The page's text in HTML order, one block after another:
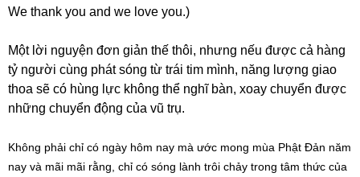
We thank you and we love you.)
Một lời nguyện đơn giản thế thôi, nhưng nếu được cả hàng
tỷ người cùng phát sóng từ trái tim mình, năng lượng giao
thoa sẽ có hùng lực không thể nghĩ bàn, xoay chuyển được
những chuyển động của vũ trụ.
Không phải chỉ có ngày hôm nay mà ước mong mùa Phật Đản năm
nay và mãi mãi rằng, chỉ có sóng lành trôi chảy trong tâm thức của